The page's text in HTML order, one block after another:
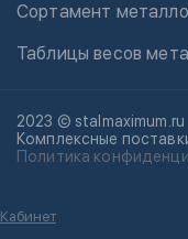
Сортамент
Таблицы весов
2023 © stalmaximum.ru
Комплексные
Политика
Кабинет